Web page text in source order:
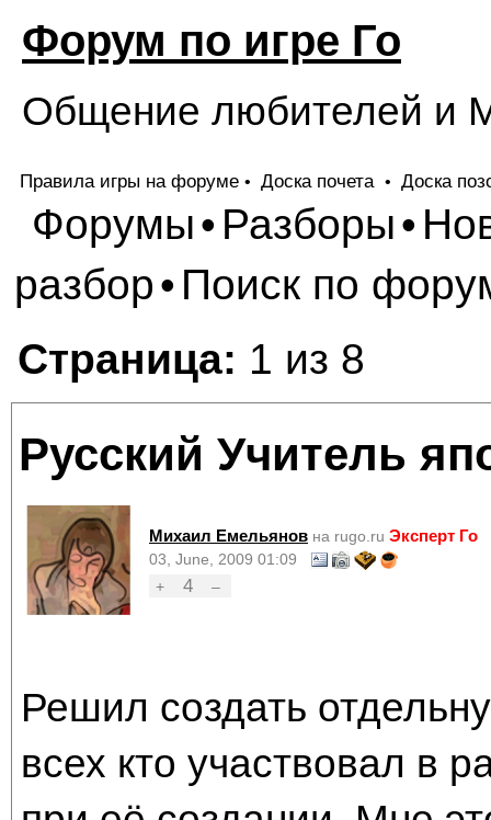
Форум по игре Го
Общение любителей и
Правила игры на форуме • Доска почета • Доска
Форумы• Разборы•
разбор• Поиск по
Страница: 1 из 8
Русский Учитель
Михаил Емельянов на rugo.ru Эксперт Го
03, June, 2009 01:09
+
4 –
Решил создать
всех кто участвовал в